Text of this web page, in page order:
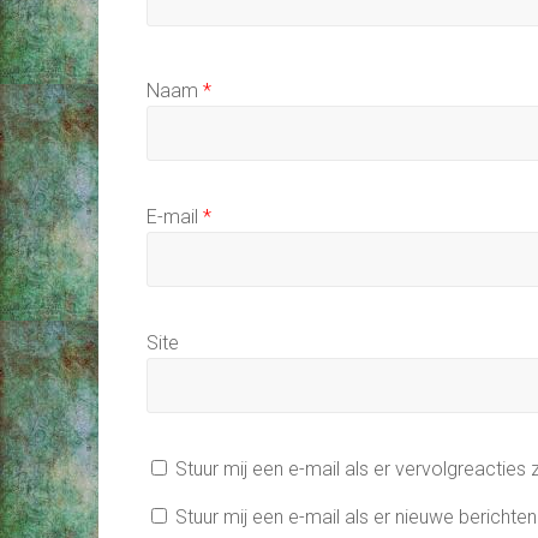
Naam *
E-mail *
Site
Stuur mij een e-mail als er vervolgreacties
Stuur mij een e-mail als er nieuwe